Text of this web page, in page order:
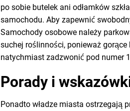
po sobie butelek ani odłamków
samochodu. Aby zapewnić
Samochody osobowe należy
suchej roślinności, ponieważ
natychmiast zadzwonić pod numer
Porady i
Ponadto władze miasta ostrzegają